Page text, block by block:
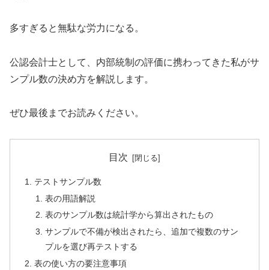
多すぎると無駄な労力になる。
公認会計士として、内部統制の評価に携わってきた私がサ
ンプル数の決め方を解説します。
ぜひ最後までお読みください。
目次
テストサンプル数
表の用語解説
表のサンプル数は統計学から算出されたもの
サンプルで不備が検出されたら、追加で複数のサン
プルを選び再テストする
表の使い方の要注意事項